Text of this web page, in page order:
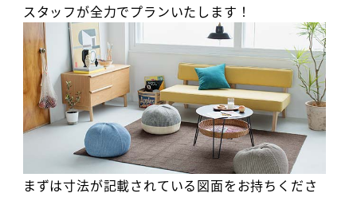
スタッフが全力でプランいたします！
まずは寸法が記載されている図面をお持ちくださ